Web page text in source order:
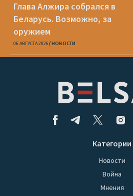
Глава Алжира собрался в
Беларусь. Возможно, за
оружием
06 АВГУСТА 2026 НОВОСТИ
Категории
Новости
Война
Мнения